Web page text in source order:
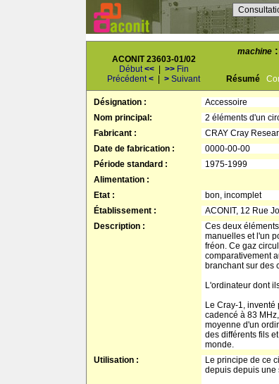
ACONIT 23603-01/02
Début<< >>Fin
Précédent< > Suivant
machine
Résumé
Désignation :
Accessoire
Nom principal:
2 éléments d'un
Fabricant :
CRAY Cray
Date de fabrication :
0000-00-00
Période standard :
1975-1999
Alimentation :
Etat :
bon, incomplet
Établissement :
ACONIT, 12 Rue
Description :
Ces deux
manuelles et l'un
fréon. Ce gaz
comparativement
branchant sur des
L'ordinateur dont
Le Cray-1,
cadencé à 83
moyenne d'un
des différents fils
monde.
Utilisation :
Le principe de ce
depuis depuis une